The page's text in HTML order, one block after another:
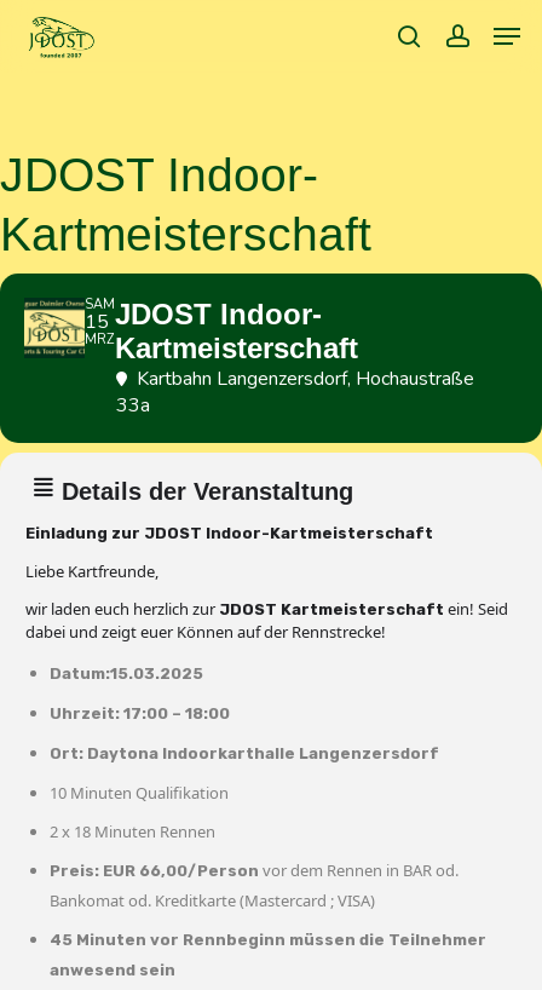
Skip
search
JDOST Indoor-
Kartmeisterschaft
SAM
15
MRZ
JDOST Indoor-
Kartmeisterschaft
Kartbahn Langenzersdorf, Hochaustraße
33a
Details der Veranstaltung
Einladung zur JDOST Indoor-Kartmeisterschaft
Liebe Kartfreunde,
wir laden euch herzlich zur JDOST Kartmeisterschaft ein! Seid
dabei und zeigt euer Können auf der Rennstrecke!
Datum:15.03.2025
Uhrzeit: 17:00 – 18:00
Ort: Daytona Indoorkarthalle Langenzersdorf
10 Minuten Qualifikation
2 x 18 Minuten Rennen
Preis: EUR 66,00/Person vor dem Rennen in BAR od.
Bankomat od. Kreditkarte (Mastercard ; VISA)
45 Minuten vor Rennbeginn müssen die Teilnehmer
anwesend sein